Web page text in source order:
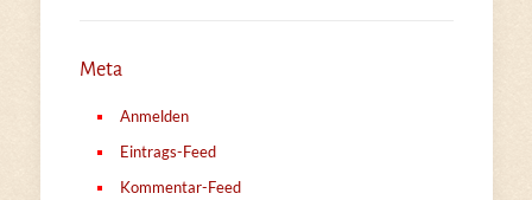
Meta
Anmelden
Eintrags-Feed
Kommentar-Feed